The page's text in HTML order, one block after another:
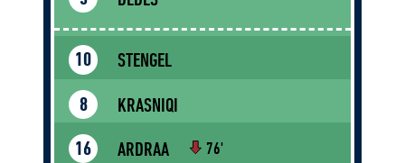
10 STENGEL
8 KRASNIQI
16 ARDRAA 76'